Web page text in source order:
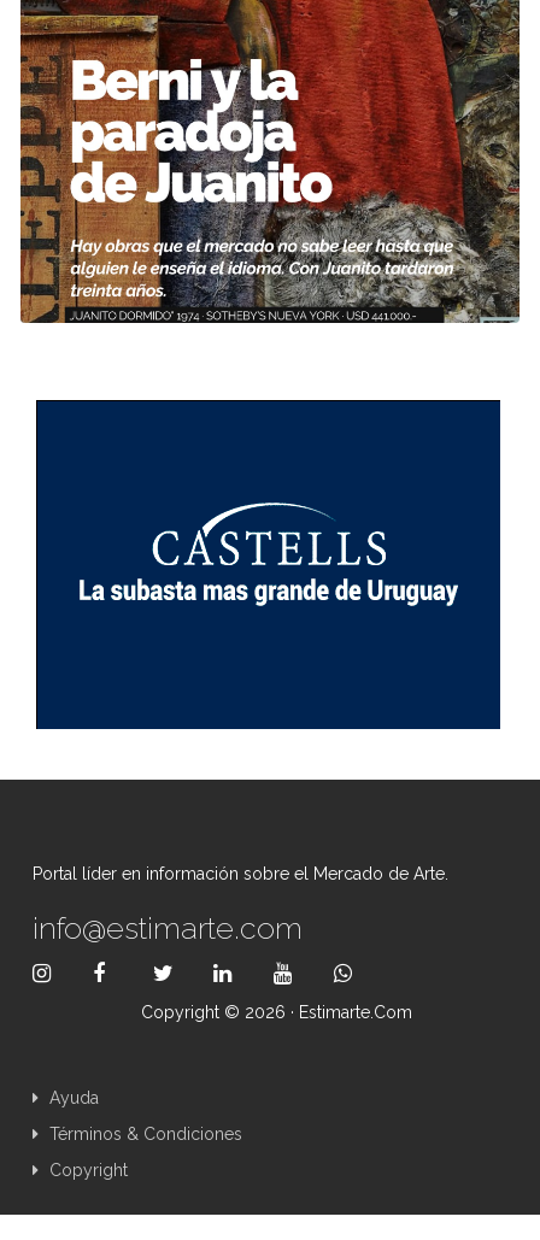
Portal líder en información sobre el Mercado de Arte.
info@estimarte.com
Copyright © 2026 · Estimarte.com
Ayuda
Términos & Condiciones
Copyright